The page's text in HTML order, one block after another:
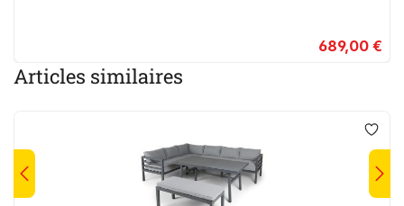
689,00 €
Articles similaires